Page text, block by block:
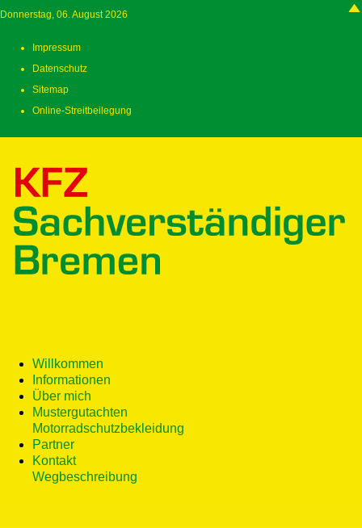
Donnerstag, 06. August 2026
Impressum
Datenschutz
Sitemap
Online-Streitbeilegung
Willkommen
Informationen
Über mich
Mustergutachten
Motorradschutzbekleidung
Partner
Kontakt
Wegbeschreibung